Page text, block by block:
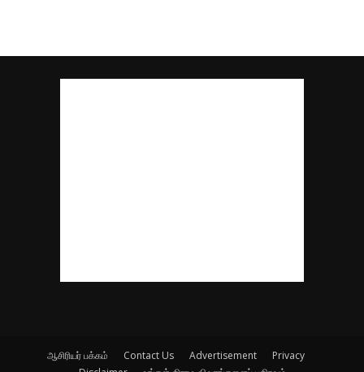
ஆசிரியர் பக்கம் Contact Us Advertisement
Privacy